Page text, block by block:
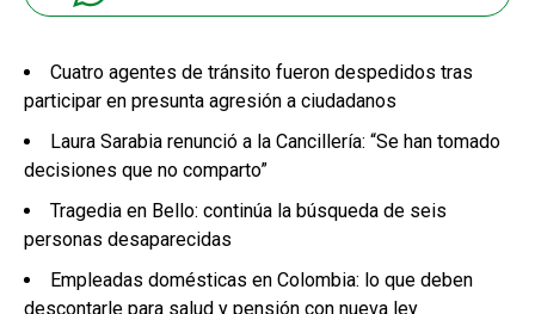
Cuatro agentes de tránsito fueron despedidos tras
participar en presunta agresión a ciudadanos
Laura Sarabia renunció a la Cancillería: “Se han tomado
decisiones que no comparto”
Tragedia en Bello: continúa la búsqueda de seis
personas desaparecidas
Empleadas domésticas en Colombia: lo que deben
descontarle para salud y pensión con nueva ley